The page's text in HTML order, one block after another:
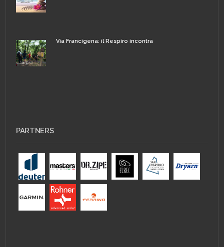
Via Francigena: il Respiro incontra
PARTNERS